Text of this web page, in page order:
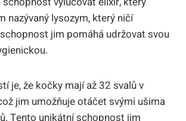
nazývaný lysozym, který ničí
jim pomáhá udržovat svou
je, že kočky mají až 32 svalů v
jim umožňuje otáčet svými ušima
Tento unikátní schopnost jim